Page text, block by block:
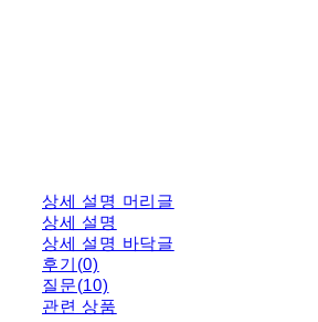
상세 설명 머리글
상세 설명
상세 설명 바닥글
후기(0)
질문(10)
관련 상품